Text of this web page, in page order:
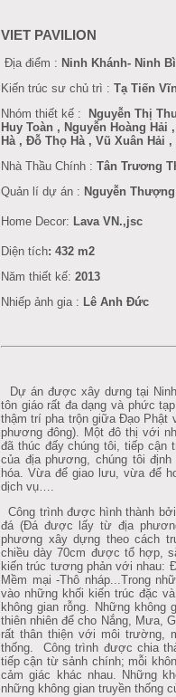
VIET PAVILION
Địa điểm : Ninh Khánh- Ninh
Kiến trúc sư chủ trì : Tạ Tiến
Nhóm thiết kế : Nguyễn Thị
Huy Toàn , Nguyễn Hoàng
Hà , Đỗ Thọ Hà , Vũ Xuân Hải
Nhà Thầu Chính : Tân Trương
Quản lí dự án : Nguyễn
Home Decor: Lava VN.,jsc
Diện tích: 432 m2
Năm thiết kế: 2013
Nhiếp ảnh gia : Lê Anh Đức
Dự án được xây dưng tại
tôn giáo rất đa dạng và phức
thậm trí pha trộn giữa Đạo Phật
phương đông). Một đô thị với
đã thúc đấy chúng tôi, tiếp cận
của địa phương, chúng tôi
hóa. Vừa để giao lưu, vừa để
dịch vụ….
Công trình được hình thành
đá (Đá được lấy từ địa
phương xây dựng theo cách
chiều dày 70cm được tổ hợp,
kiến trúc tương phản với nhau:
Mềm mại -Thô nháp...Trong
vào những khối kiến trúc đặc
không gian rỗng. Những
thiên nhiên để cho Nắng, Mưa,
rất thân thiện với môi trường,
thống. Công trình được chia
tiếp cận từ sảnh chính; mỗi
cảm giác khác nhau. Những
những không gian truyền thống